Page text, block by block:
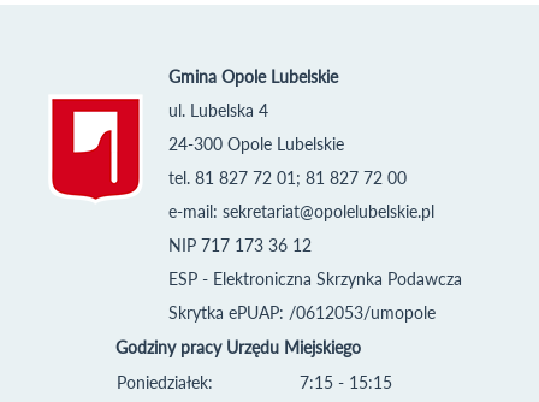
Gmina Opole Lubelskie
ul. Lubelska 4
24-300 Opole Lubelskie
tel. 81 827 72 01; 81 827 72 00
e-mail: sekretariat@opolelubelskie.pl
NIP 717 173 36 12
ESP - Elektroniczna Skrzynka Podawcza
Skrytka ePUAP: /0612053/umopole
Godziny pracy Urzędu Miejskiego
Poniedziałek:
7:15 - 15:15